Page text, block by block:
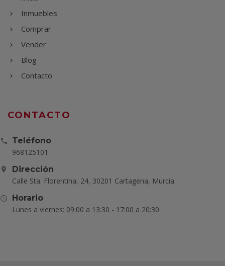
Inmuebles
Comprar
Vender
Blog
Contacto
CONTACTO
Teléfono
968125101
Dirección
Calle Sta. Florentina, 24, 30201 Cartagena, Murcia
Horario
Lunes a viernes: 09:00 a 13:30 - 17:00 a 20:30